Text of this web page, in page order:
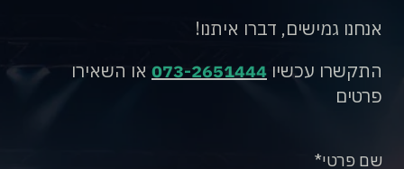
אנחנו גמישים, דברו איתנו!
התקשרו עכשיו 073-2651444 או השאירו
פרטים
שם פרטי